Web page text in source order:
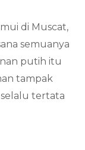
di Muscat,
semuanya
putih itu
tampak
selalu tertata